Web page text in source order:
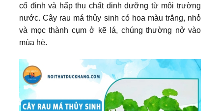
cố định và hấp thụ chất dinh dưỡng từ môi trường
nước. Cây rau má thủy sinh có hoa màu trắng, nhỏ
và mọc thành cụm ở kẽ lá, chúng thường nở vào
mùa hè.